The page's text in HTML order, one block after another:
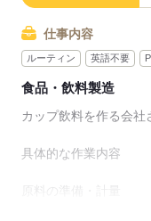
仕事内容
ルーティン 英語不要
食品・飲料製造
カップ飲料を作る会社
具体的な作業内容
指定された工程に従